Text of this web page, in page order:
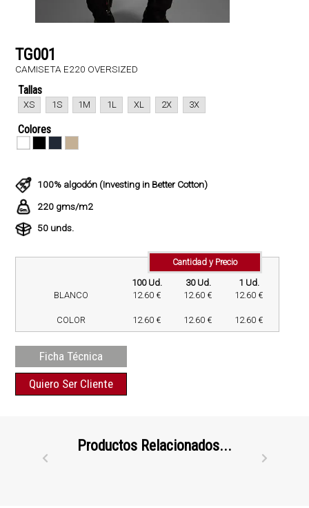
TG001
CAMISETA E220 OVERSIZED
Tallas
XS 1S 1M 1L XL 2X 3X
Colores
100% algodón (Investing in Better Cotton)
220 gms/m2
50 unds.
Cantidad y Precio
100 Ud. 30 Ud.
1 Ud.
BLANCO
12.60 € 12.60 € 12.60 €
COLOR 12.60 € 12.60 € 12.60 €
Ficha Técnica
Quiero Ser Cliente
Productos Relacionados...